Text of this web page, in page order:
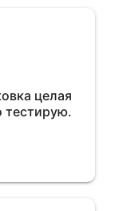
целая
тестирую.